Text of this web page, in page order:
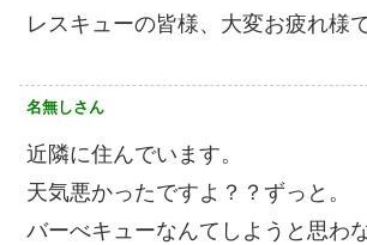
レスキューの皆様、大変お疲れ様
名無しさん
近隣に住んでいます。
天気悪かったですよ？？ずっと。
バーべキューなんてしようと思わな